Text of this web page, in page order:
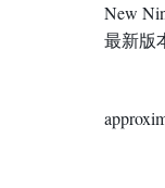
New
最新版